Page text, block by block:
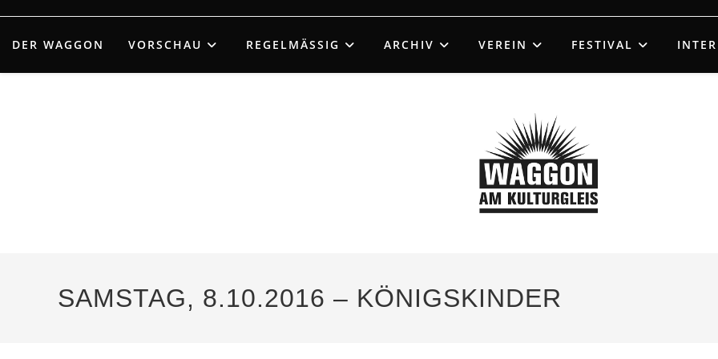
springen
DER WAGGON VORSCHAU REGELMÄSSIG ARCHIV VEREIN FESTIVAL
SAMSTAG, 8.10.2016 – KÖNIGSKINDER